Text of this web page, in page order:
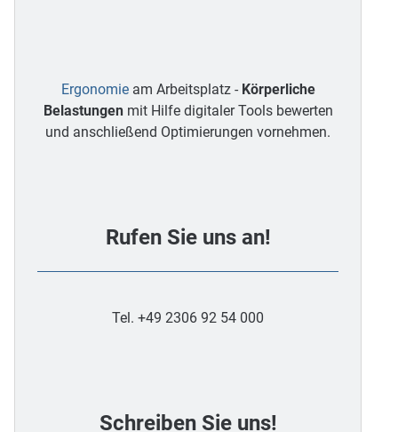
Ergonomieam Arbeitsplatz - Körperliche
Belastungenmit Hilfe digitaler Tools bewerten
und anschließend Optimierungen vornehmen.
Rufen Sie uns an!
Tel. +49 2306 92 54 000
Schreiben Sie uns!